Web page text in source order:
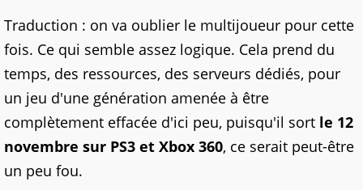
Traduction : on va oublier le multijoueur pour cette
fois. Ce qui semble assez logique. Cela prend du
temps, des ressources, des serveurs dédiés, pour
un jeu d'une génération amenée à être
complètement effacée d'ici peu, puisqu'il sort le 12
novembre sur PS3 et Xbox 360, ce serait peut-être
un peu fou.